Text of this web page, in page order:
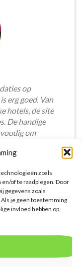
zoals
of te raadplegen. Door
gegevens zoals
je geen toestemming
invloed hebben op
op
erg goed. Van
hotels, de site
De handige
om